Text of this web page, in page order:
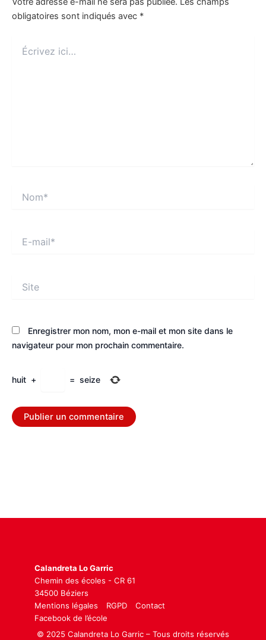
obligatoires sont indiqués avec *
ici…
mail*
Enregistrer mon nom, mon e-mail et mon site dans le
navigateur pour mon prochain commentaire.
huit + = seize
Calandreta Lo Garric
Chemin des écoles - CR 61
34500 Béziers
Mentions légales
RGPD
Contact
Facebook de l’école
© 2025 Calandreta Lo Garric – Tous droits réservés